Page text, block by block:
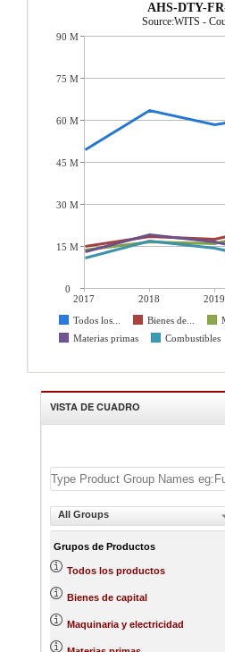
AHS-DTY-
Source:WITS -
2017 2018 2019
Todos los...
Bienes de...
Materias primas
Combustibles
90 M
75 M
60 M
45 M
30 M
15 M
0
VISTA DE CUADRO
All Groups
Grupos de Productos
Todos los productos
Bienes de capital
Maquinaria y electricidad